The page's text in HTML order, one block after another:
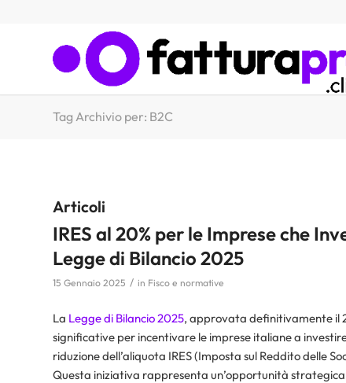
Tag Archivio per: B2C
Articoli
IRES al 20% per le Imprese che
Legge di Bilancio 2025
15 Gennaio 2025 / in Fisco e normative
La Legge di Bilancio 2025, approvata definitivamente il
significative per incentivare le imprese italiane a
riduzione dell’aliquota IRES (Imposta sul Reddito delle
Questa iniziativa rappresenta un’opportunità